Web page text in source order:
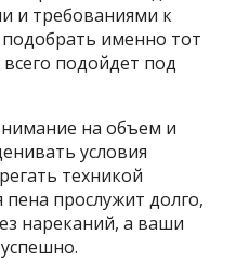
и требованиями к
именно тот
подойдет под
на объем и
условия
техникой
прослужит долго,
нареканий, а ваши